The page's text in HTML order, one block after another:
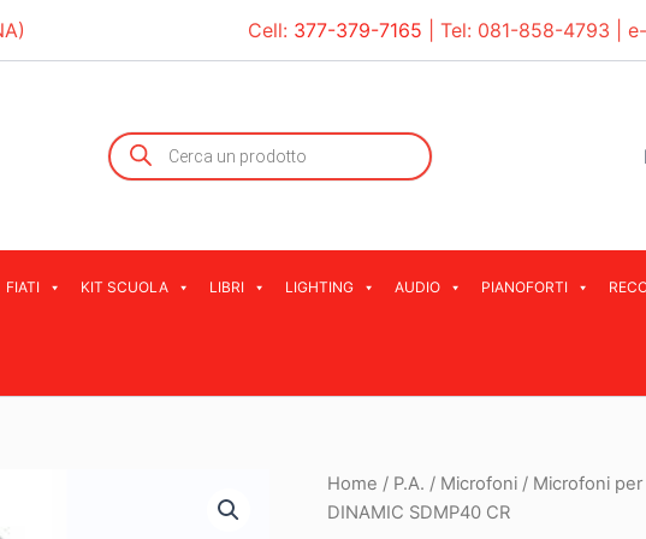
Cell: 377-379-7165 | Tel: 081-858-4793 |
Products
search
FIATI KIT SCUOLA LIBRI LIGHTING AUDIO PIANOFORTI
Home / P.A. / Microfoni / Microfoni
DINAMIC SDMP40 CR